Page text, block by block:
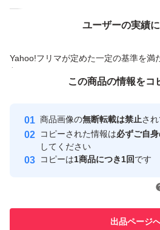
ユーザーの実績
Yahoo!フリマが定めた一定の基準を満
付与しています
安心取引出品者
心・
取引実績
引を
での
価格の相談
この商品の情報をコ
商品画像の無断転載は禁止さ
コピーされた情報は必ずご自
してください
コピーは1商品につき1回です
出品ページ
この商品をみている人にオススメ